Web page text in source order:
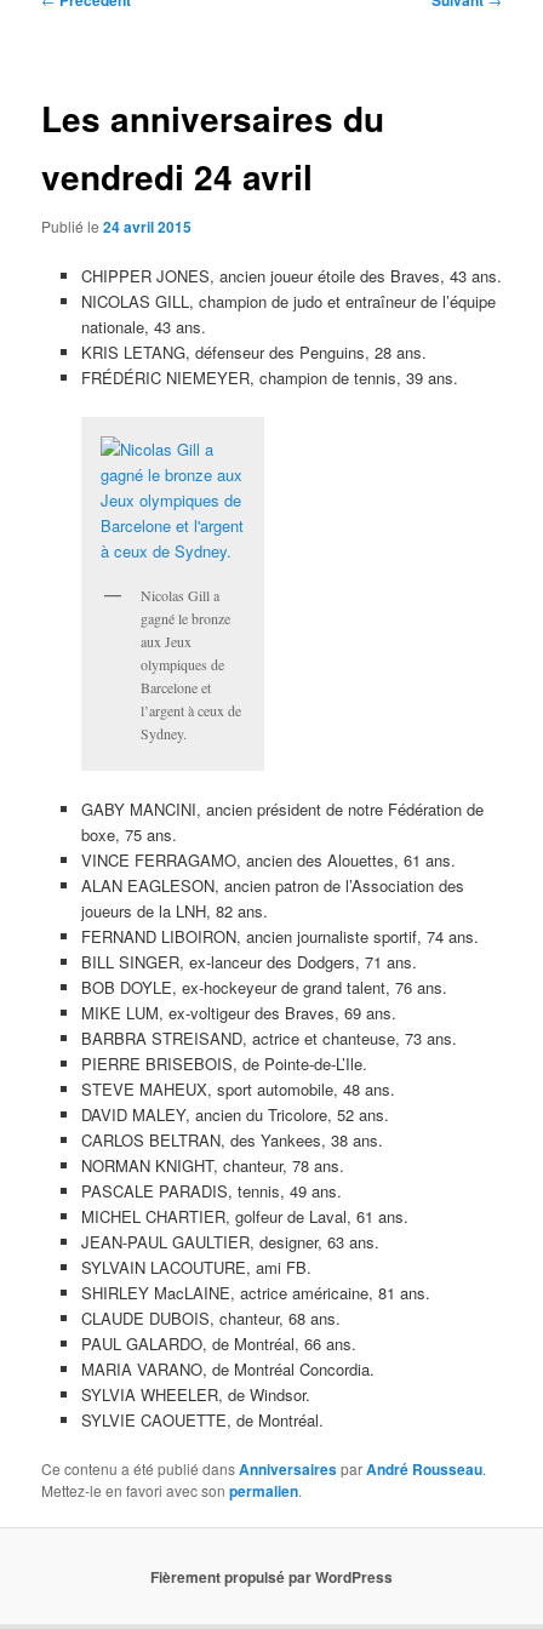
Les anniversaires du
vendredi 24 avril
Publié le24 avril 2015
CHIPPER JONES, ancien joueur étoile des Braves, 43 ans.
NICOLAS GILL, champion de judo et entraîneur de l’équipe
nationale, 43 ans.
KRIS LETANG, défenseur des Penguins, 28 ans.
FRÉDÉRIC NIEMEYER, champion de tennis, 39 ans.
Nicolas Gill a
gagné le bronze
aux Jeux
olympiques de
Barcelone et
l’argent à ceux de
Sydney.
GABY MANCINI, ancien président de notre Fédération de
boxe, 75 ans.
VINCE FERRAGAMO, ancien des Alouettes, 61 ans.
ALAN EAGLESON, ancien patron de l’Association des
joueurs de la LNH, 82 ans.
FERNAND LIBOIRON, ancien journaliste sportif, 74 ans.
BILL SINGER, ex-lanceur des Dodgers, 71 ans.
BOB DOYLE, ex-hockeyeur de grand talent, 76 ans.
MIKE LUM, ex-voltigeur des Braves, 69 ans.
BARBRA STREISAND, actrice et chanteuse, 73 ans.
PIERRE BRISEBOIS, de Pointe-de-L’Ile.
STEVE MAHEUX, sport automobile, 48 ans.
DAVID MALEY, ancien du Tricolore, 52 ans.
CARLOS BELTRAN, des Yankees, 38 ans.
NORMAN KNIGHT, chanteur, 78 ans.
PASCALE PARADIS, tennis, 49 ans.
MICHEL CHARTIER, golfeur de Laval, 61 ans.
JEAN-PAUL GAULTIER, designer, 63 ans.
SYLVAIN LACOUTURE, ami FB.
SHIRLEY MacLAINE, actrice américaine, 81 ans.
CLAUDE DUBOIS, chanteur, 68 ans.
PAUL GALARDO, de Montréal, 66 ans.
MARIA VARANO, de Montréal Concordia.
SYLVIA WHEELER, de Windsor.
SYLVIE CAOUETTE, de Montréal.
Ce contenu a été publié dansAnniversairesparAndré Rousseau.
Mettez-le en favori avec sonpermalien.
Fièrement propulsé par WordPress